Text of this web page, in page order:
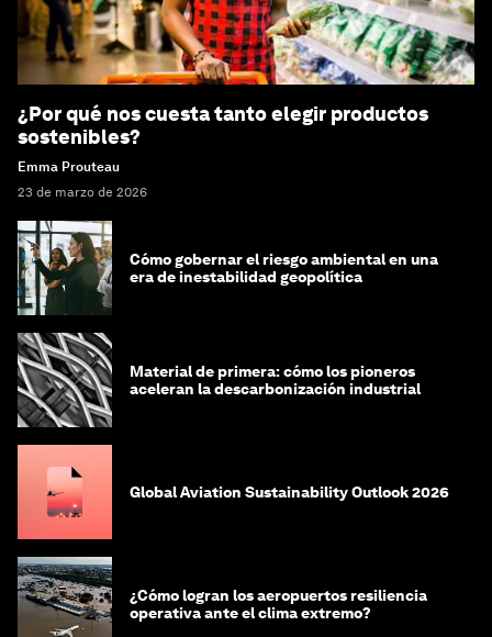
¿Por qué nos cuesta tanto elegir productos
sostenibles?
Emma Prouteau
23 de marzo de 2026
Cómo gobernar el riesgo ambiental en una
era de inestabilidad geopolítica
Material de primera: cómo los pioneros
aceleran la descarbonización industrial
Global Aviation Sustainability Outlook 2026
¿Cómo logran los aeropuertos resiliencia
operativa ante el clima extremo?